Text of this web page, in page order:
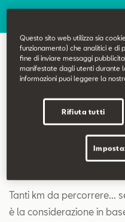
Configuratore
Servizio Mobilità
Tanti km da percorrere...
è la considerazione in
Questo sito web utilizza sia
funzionamento) che analitici e di
fine di inviare messaggi
manifestate dagli utenti durante
informazioni puoi leggere la
Rifiuta tutti